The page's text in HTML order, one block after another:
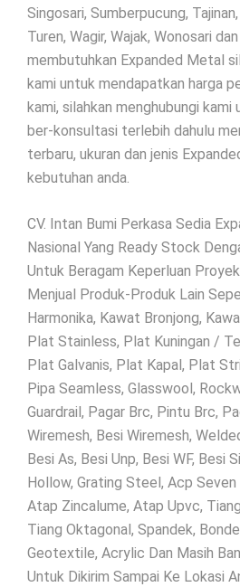
Singosari, Sumberpucung,
Turen, Wagir, Wajak, Wonosari
membutuhkan Expanded Metal
kami untuk mendapatkan harga
kami, silahkan menghubungi
ber-konsultasi terlebih dahulu
terbaru, ukuran dan jenis
kebutuhan anda.
CV. Intan Bumi Perkasa Sedia
Nasional Yang Ready Stock
Untuk Beragam Keperluan
Menjual Produk-Produk Lain
Harmonika, Kawat Bronjong,
Plat Stainless, Plat Kuningan /
Plat Galvanis, Plat Kapal, Plat
Pipa Seamless, Glasswool,
Guardrail, Pagar Brc, Pintu Brc,
Wiremesh, Besi Wiremesh,
Besi As, Besi Unp, Besi WF, Besi
Hollow, Grating Steel, Acp
Atap Zincalume, Atap Upvc,
Tiang Oktagonal, Spandek,
Geotextile, Acrylic Dan Masih
Untuk Dikirim Sampai Ke Lokasi